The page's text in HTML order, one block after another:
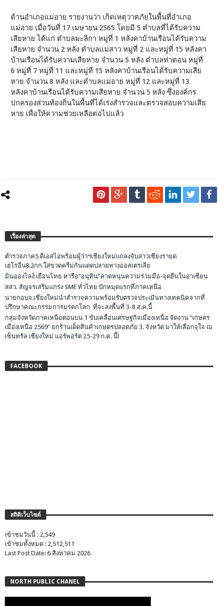
ด้านอำเภอแม่อาย รายงานว่า เกิดเหตุวาตภัยในพื้นที่อำเภอ
แม่อาย เมื่อวันที่ 17 เมษายน 2565 โดยมี 5 ตำบลที่ได้รับความ
เสียหาย ได้แก่ ตำบลมะลิกา หมู่ที่ 1 หลังคาบ้านเรือนได้รับความ
เสียหาย จำนวน 2 หลัง ตำบลแม่สาว หมู่ที่ 2 และหมู่ที่ 15 หลังคา
บ้านเรือนได้รับความเสียหาย จำนวน 5 หลัง ตำบลท่าตอน หมู่ที่
6 หมู่ที่ 7 หมู่ที่ 11 และหมู่ที่ 15 หลังคาบ้านเรือนได้รับความเสีย
หาย จำนวน 8 หลัง และตำบลแม่อาย หมู่ที่ 12 และหมู่ที่ 13
หลังคาบ้านเรือนได้รับความเสียหาย จำนวน 5 หลัง ซึ่งองค์กร
ปกครองส่วนท้องถิ่นในพื้นที่ได้เร่งสำรวจและตรวจสอบความเสีย
หาย เพื่อให้ความช่วยเหลือต่อไปแล้ว
เรื่องล่าสุด
ตำรวจภาค5 ดีเอสไอพร้อมผู้ว่าฯเชียงใหม่แถลงจับสาวเชียงรายด
เฮโรอีน8.2กก.ใส่ขวดครีมกันแดดปลายทางออสเตรเลีย
มินอองไลง์ เยือนไทย หารือ”อนุทิน”คาดหนุนความร่วมมือ-จุดยืนในอาเซียน
สสว. สัญจรเสริมแกร่ง SME ทั่วไทย ปักหมุดแรกที่ภาคเหนือ
นายกอบจ.เชียงใหม่นำสำรวจความพร้อมรับตรวจประเมินทางเทคนิคจากที่
ปรึกษาคณะกรรมการมรดกโลก ที่จะลงพื้นที่ 3-8 ส.ค.นี้
กลุ่มจังหวัดภาคเหนือตอนบน 1 ขับเคลื่อนเศรษฐกิจเมืองเหนือ จัดงาน “เกษตร
เมืองเหนือ 2569” ยกร้านเด็ดสินค้าเกษตรปลอดภัย 3. จังหวัด มาให้เลือกจุใจ ณ
เซ็นทรัล เชียงใหม่ แอร์พอร์ต 25-29 ก.ค. นี้!
FACEBOOK
สถิติเว็บไซต์
เข้าชมวันนี้ : 2,549
เข้าชมทั้งหมด : 2,512,511
Last Post Date: 6 สิงหาคม 2026
NORTH PUBLIC CHANEL